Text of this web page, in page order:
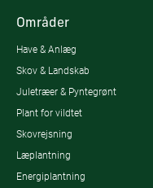
Områder
Have & Anlæg
Skov & Landskab
Juletræer & Pyntegrønt
Plant for vildtet
Skovrejsning
Læplantning
Energiplantning